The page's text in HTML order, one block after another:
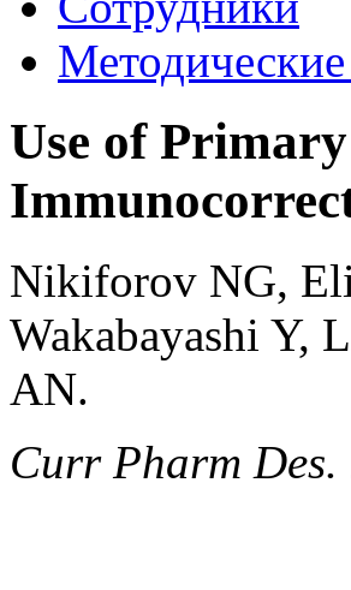
Use of
Nikiforov NG,
Wakabayashi Y,
AN.
Curr Pharm Des.